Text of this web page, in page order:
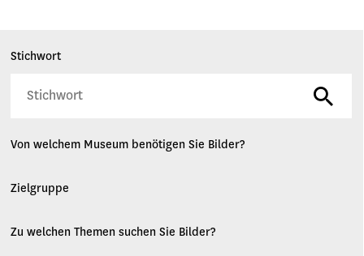
Stichwort
Von welchem Museum benötigen Sie Bilder?
Zielgruppe
Zu welchen Themen suchen Sie Bilder?